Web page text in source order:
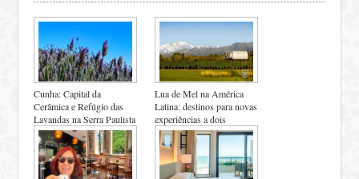
Cunha: Capital da
Cerâmica e Refúgio das
Lavandas na Serra Paulista
Lua de Mel na América
Latina: destinos para novas
experiências a dois